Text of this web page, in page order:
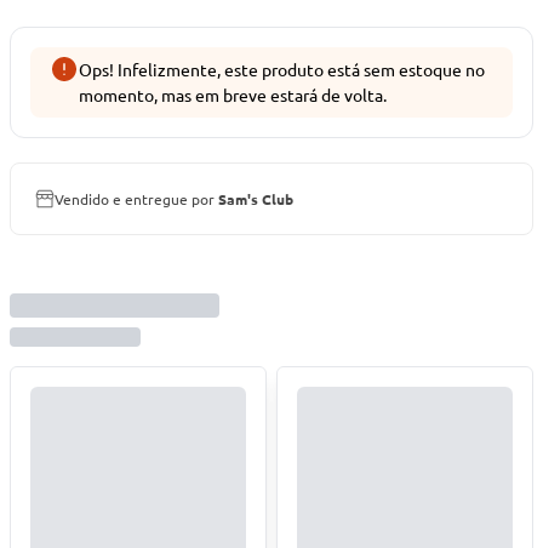
Ops! Infelizmente, este produto está sem estoque no
momento, mas em breve estará de volta.
Vendido e entregue porSam's Club